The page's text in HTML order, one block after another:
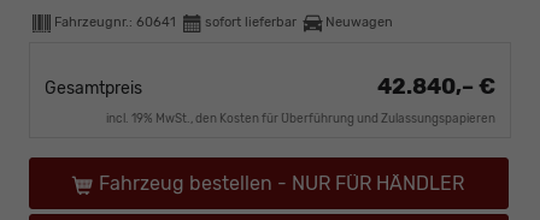
Fahrzeugnr.: 60641 sofort lieferbar Neuwagen
Gesamtpreis 42.840,– €
incl. 19% MwSt., den Kosten für Überführung und Zulassungspapieren
Fahrzeug bestellen - NUR FÜR HÄNDLER